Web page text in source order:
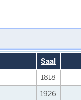
Saal
1818
1926